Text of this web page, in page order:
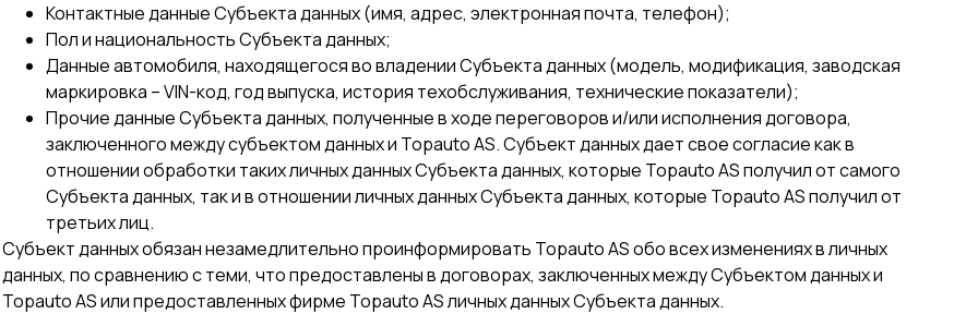
Контактные данные Субъекта данных (имя, адрес, электронная почта, телефон);
Пол и национальность Субъекта данных;
Данные автомобиля, находящегося во владении Субъекта данных (модель, модификация, заводская
маркировка – VIN-код, год выпуска, история техобслуживания, технические показатели);
Прочие данные Субъекта данных, полученные в ходе переговоров и/или исполнения договора,
заключенного между субъектом данных и Topauto AS. Субъект данных дает свое согласие как в
отношении обработки таких личных данных Субъекта данных, которые Topauto AS получил от самого
Субъекта данных, так и в отношении личных данных Субъекта данных, которые Topauto AS получил от
третьих лиц.
Субъект данных обязан незамедлительно проинформировать Topauto AS обо всех изменениях в личных
данных, по сравнению с теми, что предоставлены в договорах, заключенных между Субъектом данных и
Topauto AS или предоставленных фирме Topauto AS личных данных Субъекта данных.